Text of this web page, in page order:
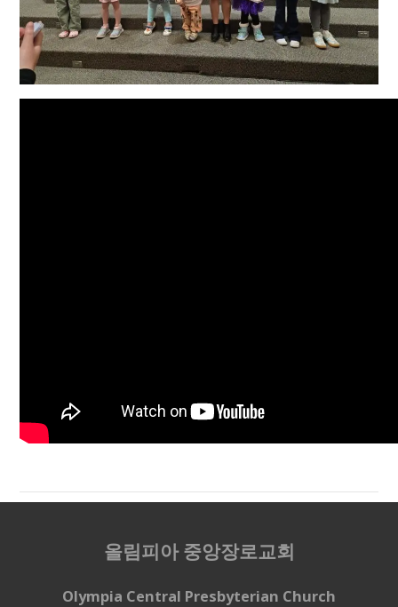
올림피아 중앙장로교회
Olympia Central Presbyterian Church